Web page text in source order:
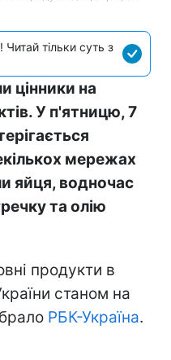
тільки суть з
цінники на
У п'ятницю, 7
мережах
яйця, водночас
та олію
продукти в
станом на
РБК-Україна.